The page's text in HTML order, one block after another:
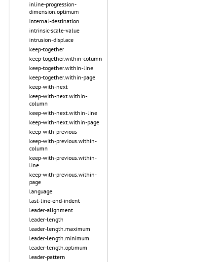
inline-progression-
dimension.optimum
internal-destination
intrinsic-scale-value
intrusion-displace
keep-together
keep-together.within-column
keep-together.within-line
keep-together.within-page
keep-with-next
keep-with-next.within-
column
keep-with-next.within-line
keep-with-next.within-page
keep-with-previous
keep-with-previous.within-
column
keep-with-previous.within-
line
keep-with-previous.within-
page
language
last-line-end-indent
leader-alignment
leader-length
leader-length.maximum
leader-length.minimum
leader-length.optimum
leader-pattern